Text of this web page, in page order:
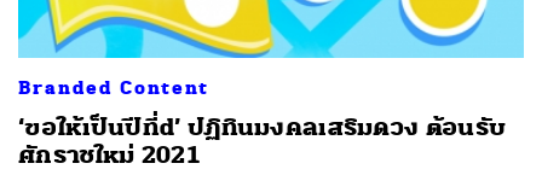
Branded Content
‘ขอให้เป็นปีที่d’ ปฏิทินมงคลเสริมดวง ต้อนรับ
ศักราชใหม่ 2021
ค้นหา
SHARE TWEET